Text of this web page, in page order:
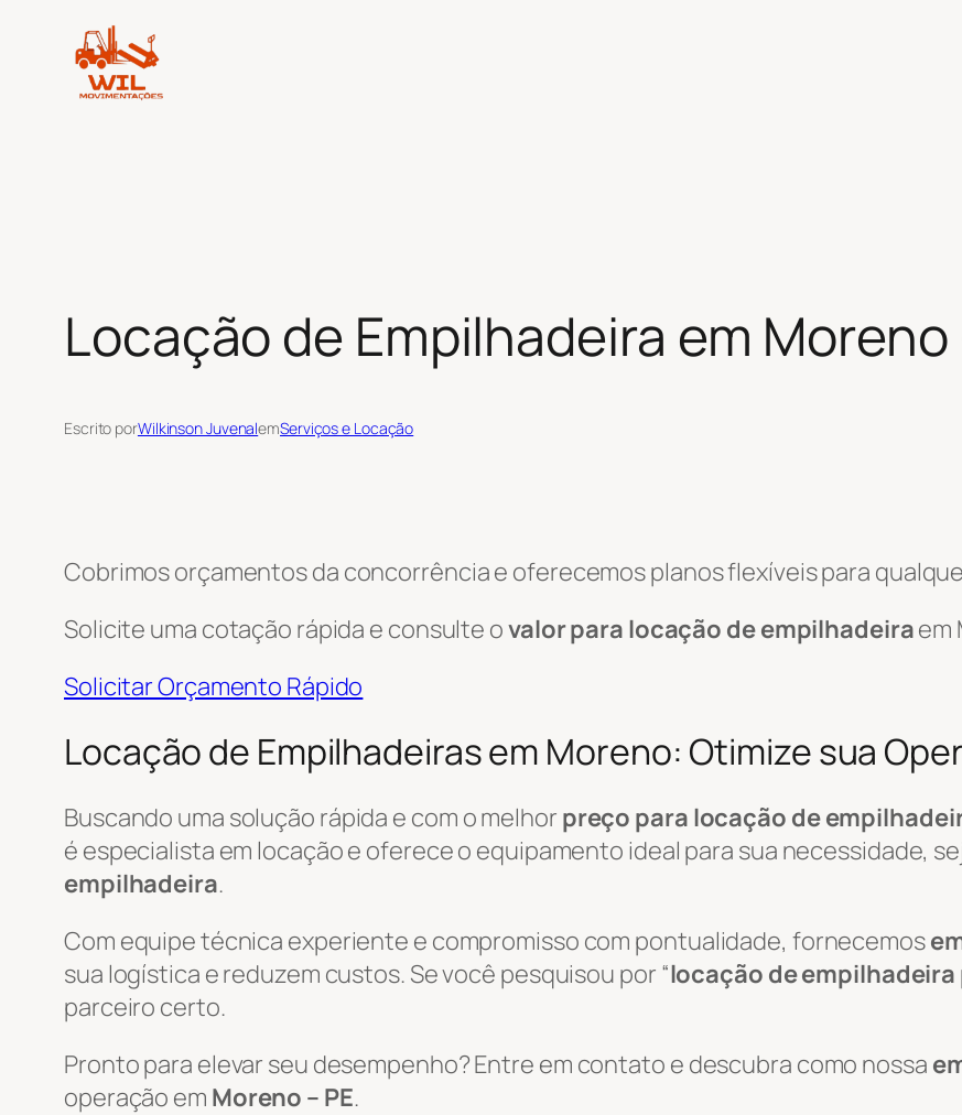
Locação de Empilhadeira em Moreno
Escrito porWilkinson JuvenalemServiços e Locação
Cobrimos orçamentos da concorrência e oferecemos planos flexíveis para
Solicite uma cotação rápida e consulte ovalor para locação de empilhadeiraem
Solicitar Orçamento Rápido
Locação de Empilhadeiras em Moreno: Otimize sua
Buscando uma solução rápida e com o melhor preço para locação de
é especialista em locação e oferece o equipamento ideal para sua necessidade,
empilhadeira.
Com equipe técnica experiente e compromisso com pontualidade, fornecemos
sua logística e reduzem custos. Se você pesquisou por “locação de
parceiro certo.
Pronto para elevar seu desempenho? Entre em contato e descubra como nossa
operação em Moreno – PE.